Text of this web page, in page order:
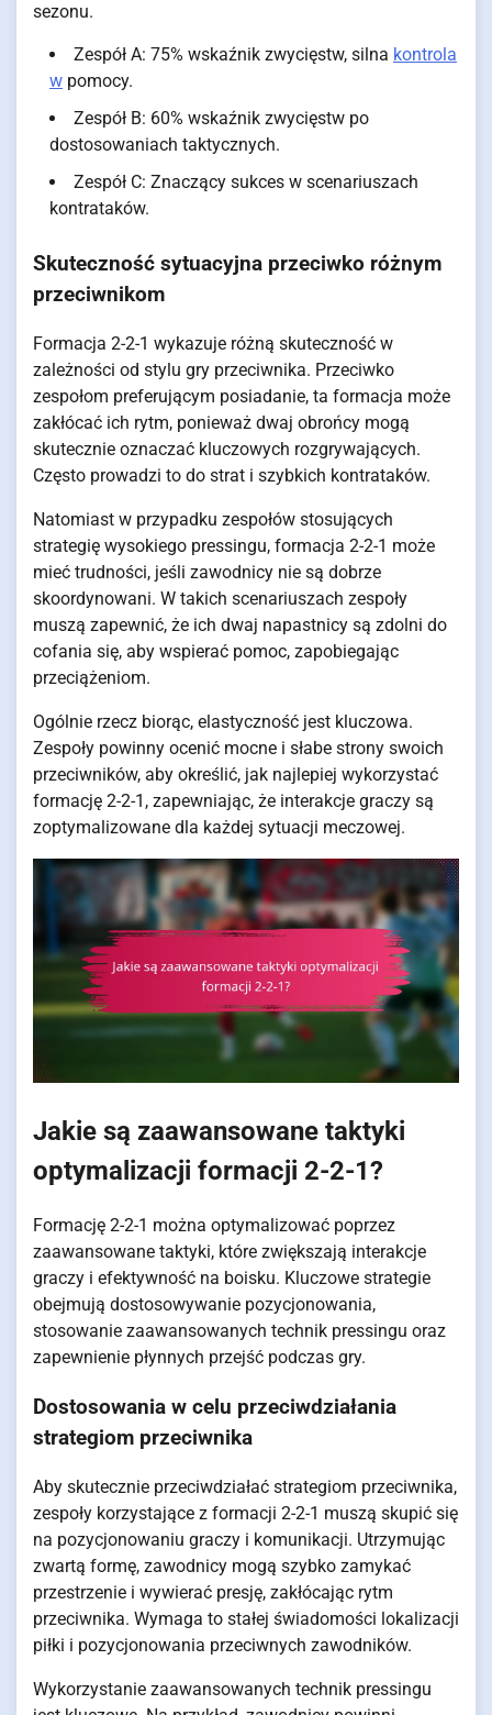
sezonu.
Zespół A: 75% wskaźnik zwycięstw, silna kontrola
w pomocy.
Zespół B: 60% wskaźnik zwycięstw po
dostosowaniach taktycznych.
Zespół C: Znaczący sukces w scenariuszach
kontrataków.
Skuteczność sytuacyjna przeciwko różnym
przeciwnikom
Formacja 2-2-1 wykazuje różną skuteczność w
zależności od stylu gry przeciwnika. Przeciwko
zespołom preferującym posiadanie, ta formacja może
zakłócać ich rytm, ponieważ dwaj obrońcy mogą
skutecznie oznaczać kluczowych rozgrywających.
Często prowadzi to do strat i szybkich kontrataków.
Natomiast w przypadku zespołów stosujących
strategię wysokiego pressingu, formacja 2-2-1 może
mieć trudności, jeśli zawodnicy nie są dobrze
skoordynowani. W takich scenariuszach zespoły
muszą zapewnić, że ich dwaj napastnicy są zdolni do
cofania się, aby wspierać pomoc, zapobiegając
przeciążeniom.
Ogólnie rzecz biorąc, elastyczność jest kluczowa.
Zespoły powinny ocenić mocne i słabe strony swoich
przeciwników, aby określić, jak najlepiej wykorzystać
formację 2-2-1, zapewniając, że interakcje graczy są
zoptymalizowane dla każdej sytuacji meczowej.
Jakie są zaawansowane taktyki
optymalizacji formacji 2-2-1?
Formację 2-2-1 można optymalizować poprzez
zaawansowane taktyki, które zwiększają interakcje
graczy i efektywność na boisku. Kluczowe strategie
obejmują dostosowywanie pozycjonowania,
stosowanie zaawansowanych technik pressingu oraz
zapewnienie płynnych przejść podczas gry.
Dostosowania w celu przeciwdziałania
strategiom przeciwnika
Aby skutecznie przeciwdziałać strategiom przeciwnika,
zespoły korzystające z formacji 2-2-1 muszą skupić się
na pozycjonowaniu graczy i komunikacji. Utrzymując
zwartą formę, zawodnicy mogą szybko zamykać
przestrzenie i wywierać presję, zakłócając rytm
przeciwnika. Wymaga to stałej świadomości lokalizacji
piłki i pozycjonowania przeciwnych zawodników.
Wykorzystanie zaawansowanych technik pressingu